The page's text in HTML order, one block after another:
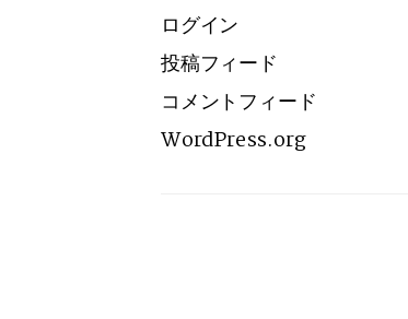
ログイン
投稿フィード
コメントフィード
WordPress.org